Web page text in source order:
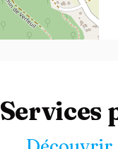
OpenStreetMap contributors
Services